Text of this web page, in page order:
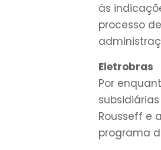
às
processo
Eletrobras
Por
Rousseff e
programa